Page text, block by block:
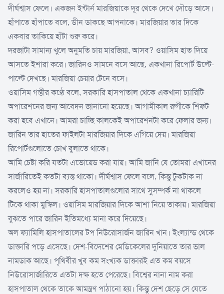
দীর্ঘশ্বাস ফেলে। একজন ইন্টার্ন মারজিয়াকে দূর থেকে দেখে দৌড়ে আসে।
হাঁপাতে হাঁপাতে বলে, ডীন ডাকছে আপনাকে। মারজিয়ার তার দিকে
একবার তাকিয়ে হাঁটা শুরু করে।
দরজাটা সামান্য খুলে অনুমতি চায় মারজিয়া, আসব? ওয়াসিম হাত দিয়ে
আসতে ইশারা করে। জারিনও সামনে বসে আছে, একখানা রিপোর্ট উল্টে-
পাল্টে দেখছে। মারজিয়া চেয়ার টেনে বসে।
ওয়াসিম গম্ভীর কণ্ঠে বলে, সরকারি হাসপাতাল থেকে একখানা চ্যারিটি
অপারেশনের জন্য আবেদন জানানো হয়েছে। আগামীকাল রুগীকে শিফট
করা হবে এখানে। আমরা চাচ্ছি কালকেই অপারেশনটা করে ফেলার জন্য।
জারিন তার হাতের ফাইলটা মারজিয়ার দিকে এগিয়ে দেয়। মারজিয়া
রিপোর্টগুলোতে চোখ বুলাতে থাকে।
আমি চেষ্টা করি যতটা এভোয়েড করা যায়। আমি জানি যে তোমরা এখানের
সার্জারিতেই কতটা ব্যস্ত থাকো। দীর্ঘশ্বাস ফেলে বলে, কিন্তু টুকটাক না
করলেও হয় না। সরকারি হাসপাতালগুলোর সাথে সুসম্পর্ক না থাকলে
টিকে থাকা মুস্কিল। ওয়াসিম মারজিয়ার দিকে আশা নিয়ে তাকায়। মারজিয়া
বুঝতে পারে জারিন ইতিমধ্যে মানা করে দিয়েছে।
অল ফ্যামিলি হাসপাতালের টপ নিউরোসার্জন জারিন খান। ইংল্যান্ড থেকে
ডাক্তারি পড়ে এসেছে। দেশ-বিদেশের মেডিকেলের দুনিয়াতে তার ভাল
নামডাক আছে। পৃথিবীর খুব কম সংখ্যক ডাক্তারই এত কম বয়সে
নিউরোসার্জারিতে এতটা দক্ষ হতে পেরেছে। বিশ্বের নানা নাম করা
হাসপাতাল থেকে তাকে আমন্ত্রণ পাঠানো হয়। কিন্তু দেশ ছেড়ে সে যেতে